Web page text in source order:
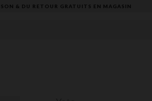
& DU RETOUR GRATUITS EN MAGASIN​